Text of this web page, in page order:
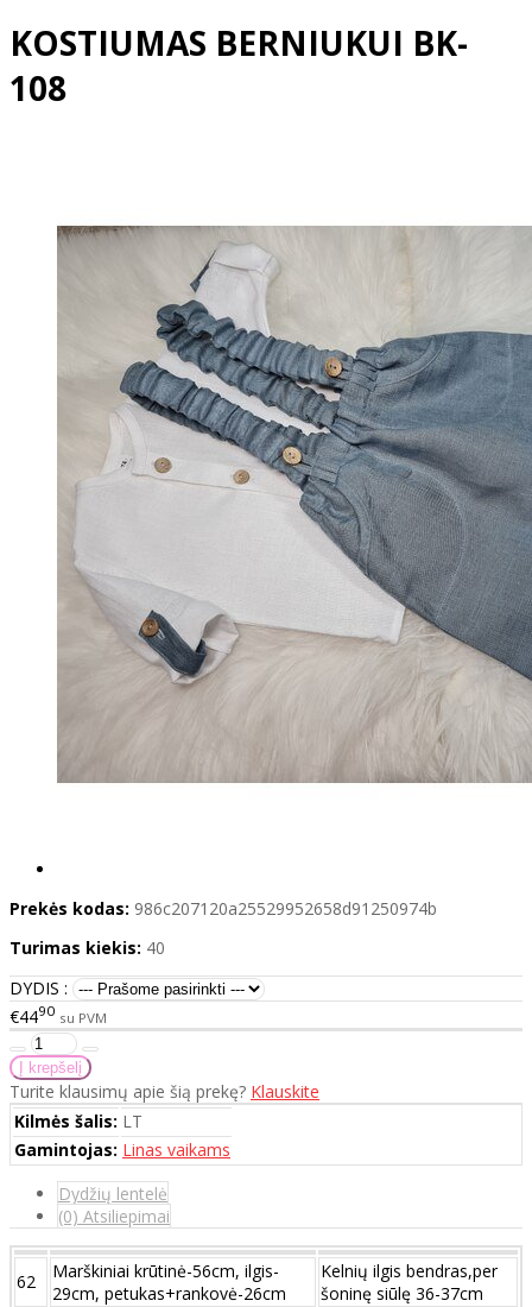
KOSTIUMAS BERNIUKUI BK-
108
Prekės kodas: 986c207120a25529952658d91250974b
Turimas kiekis: 40
DYDIS :
€4490 su PVM
Turite klausimų apie šią prekę? Klauskite
Kilmės šalis: LT
Gamintojas: Linas vaikams
Dydžių lentelė
(0) Atsiliepimai
62
Marškiniai krūtinė-56cm, ilgis-
29cm, petukas+rankovė-26cm
Kelnių ilgis bendras,per
šoninę siūlę 36-37cm